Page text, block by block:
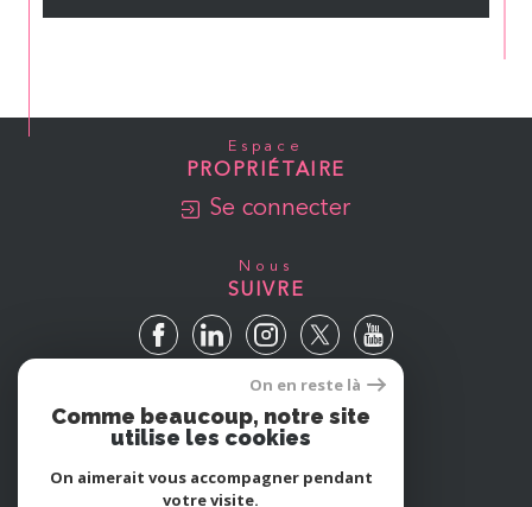
Espace
PROPRIÉTAIRE
Se connecter
Nous
SUIVRE
GOOGLE
On en reste là
Comme beaucoup, notre site
utilise les cookies
On aimerait vous accompagner pendant
votre visite.